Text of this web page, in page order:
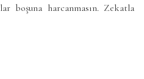
boşuna harcanmasın. Zekatla